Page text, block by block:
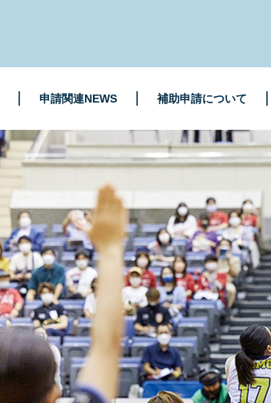
申請関連NEWS 補助申請について